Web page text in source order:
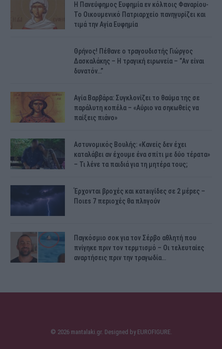
H Πανεύφημος Ευφημία εν κόλποις Φαναρίου-
Το Οικουμενικό Πατριαρχείο πανηγυρίζει και
τιμά την Αγία Ευφημία
Θρήνος! Πέθανε ο τραγουδιστής Γιώργος
Δασκαλάκης – Η τραγική ειρωνεία – “Αν είναι
δυνατόν…”
Αγία Βαρβάρα: Συγκλονίζει το θαύμα της σε
παράλυτη κοπέλα – «Αύριο να σηκωθείς να
παίξεις πιάνο»
Αστυνομικός Bουλής: «Κανείς δεν έχει
καταλάβει αν έχουμε ένα σπίτι με δύο τέρατα»
– Τι λένε τα παιδιά για τη μητέρα τους;
Έρχονται βροχές και κατaιγίδες σε 2 μέpες –
Ποιεs 7 πεpιοχές θα πλnγούν
Παγκόσμιο σοκ για τον Σέρβο αθλητή που
πνίγηκε πριν τον τερμτισμό – Οι τελευταίες
αναρτήσεις πριν την τραγωδία…
© 2026 mantalaki.gr. Designed by EUROFIGURE.